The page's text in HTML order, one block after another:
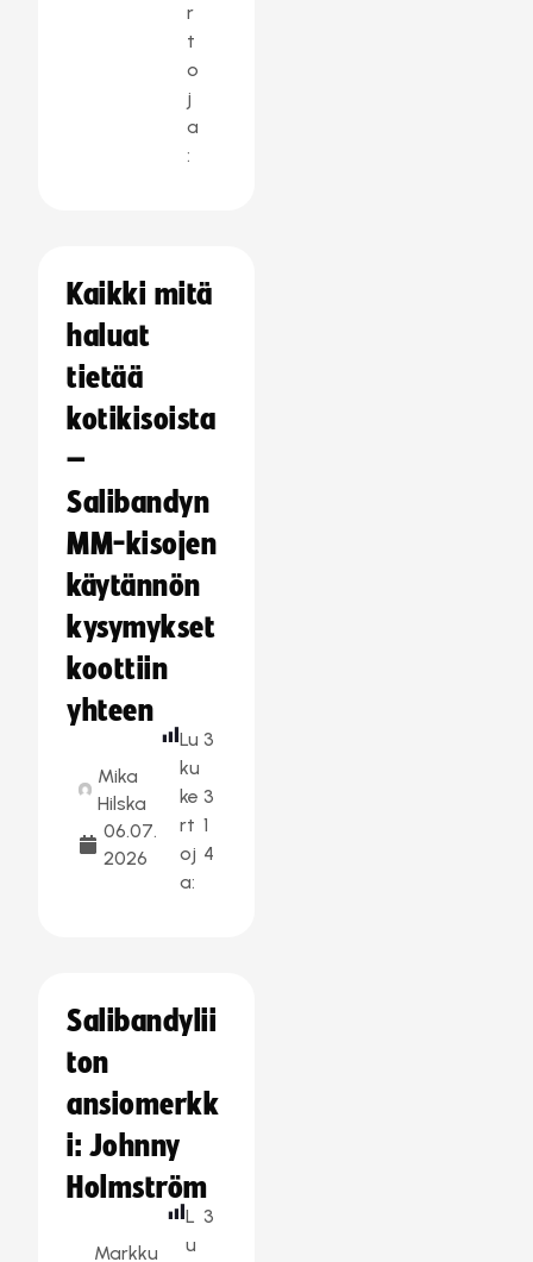
r
t
o
j
a
:
Kaikki mitä
haluat
tietää
kotikisoista
–
Salibandyn
MM-kisojen
käytännön
kysymykset
koottiin
yhteen
Mika
Hilska
06.07.
2026
Lu
ku
ke
rt
oj
a:
3
3
1
4
Salibandylii
ton
ansiomerkk
i: Johnny
Holmström
Markku
L
u
3